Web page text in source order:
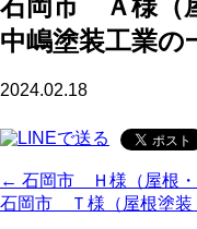
中嶋塗装工業の
2024.02.18
← 石岡市 Ｈ様（屋根・
石岡市 Ｔ様（屋根塗装